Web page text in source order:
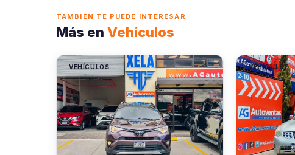
TAMBIÉN TE PUEDE INTERESAR
Más en Vehículos
VEHÍCULOS VEHÍCULOS